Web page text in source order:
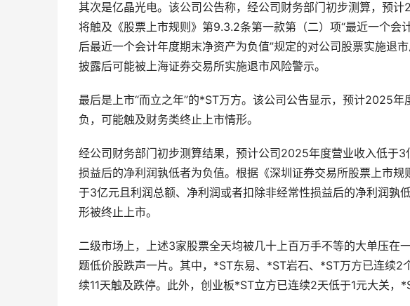
其次是亿晶光电。该公司公告称，经公司财务部门初步测算，预
将触及《股票上市规则》第9.3.2条第一款第（二）项“最近一个会
后最近一个会计年度期末净资产为负值”规定的对公司股票实施退
披露后可能被上海证券交易所实施退市风险警示。
最后是上市“而立之年”的*ST万方。该公司公告显示，预计2025
负，可能触及财务类终止上市情形。
经公司财务部门初步测算结果，预计公司2025年度营业收入低于
损益后的净利润孰低者为负值。根据《深圳证券交易所股票上市
于3亿元且利润总额、净利润或者扣除非经常性损益后的净利润孰
形被终止上市。
二级市场上，上述3家股票全天均被几十上百万手不等的大单压在
题低价股跌声一片。其中，*ST东易、*ST岩石、*ST万方已连续
续11天触及跌停。此外，创业板*ST立方已连续2天低于1元大关，